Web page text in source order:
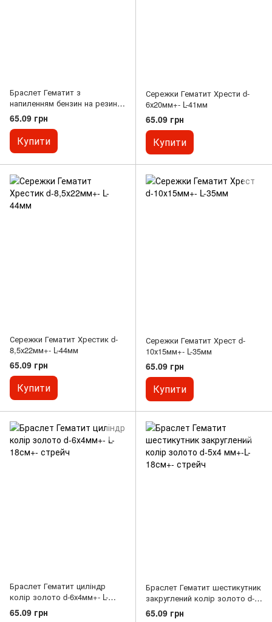
Браслет Гематит з
напиленням бензин на резинці
гладка кулька d-6мм L- 18см
65.09 грн
Купити
Сережки Гематит Хрести d-
6х20мм+- L-41мм
65.09 грн
Купити
Сережки Гематит Хрестик d-
8,5х22мм+- L-44мм
65.09 грн
Купити
Сережки Гематит Хрест d-
10х15мм+- L-35мм
65.09 грн
Купити
Браслет Гематит циліндр
колір золото d-6х4мм+- L-
18см+- стрейч
65.09 грн
Браслет Гематит шестикутник
закруглений колір золото d-
5х4 мм+-L-18см+- стрейч
65.09 грн